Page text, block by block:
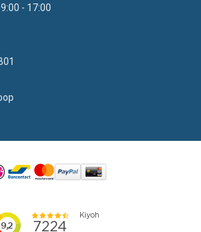
- 17:00